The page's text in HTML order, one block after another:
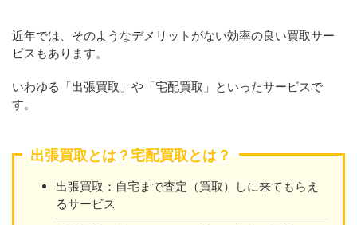
近年では、そのようなデメリットがない効率の良い買取サー
ビスもあります。
いわゆる「出張買取」や「宅配買取」といったサービスで
す。
出張買取とは？宅配買取とは？
出張買取：自宅まで査定（買取）しに来てもらえ
るサービス